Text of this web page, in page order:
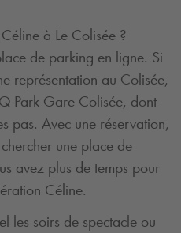
à Le Colisée ?
de parking en ligne. Si
représentation au Colisée,
Q-Park Gare Colisée, dont
pas. Avec une réservation,
une place de
avez plus de temps pour
Céline.
les soirs de spectacle ou